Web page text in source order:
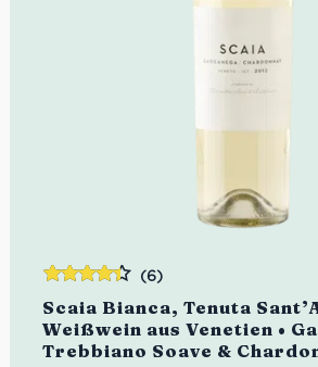
Scaia Bianca, Tenuta
Weißwein aus Venetien •
Trebbiano Soave &
(6)
mit4.33
von 5